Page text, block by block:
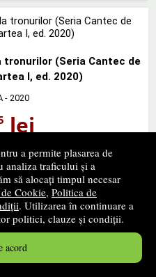
a permite plasarea de
analiza traficului și a
să alocați timpul necesar
Cookie, Politica de
. Utilizarea în continuare a
politici, clauze și condiții.
acord
tronurilor (Seria Cantec de
I, ed. 2020)
- 2020
lei
1 - 2 zile lucratoare